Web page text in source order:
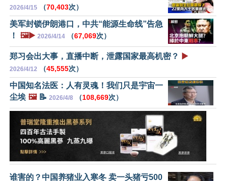
2026/4/15 （70,403次）
美军封锁伊朗港口，中共“能源生命线”告急
！
🖼️▶️ 2026/4/14 （67,069次）
郑习会出大事，直播中断，泄露国家最高机密？ ▶️
2026/4/12 （45,555次）
中国知名法医：人有灵魂！我们只是宇宙一
尘埃 🖼️📝 2026/4/8 （108,669次）
谁害的？中国养猪业入寒冬 卖一头猪亏500